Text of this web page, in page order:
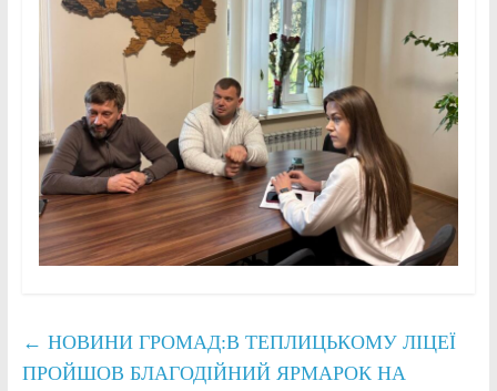
← НОВИНИ ГРОМАД:В ТЕПЛИЦЬКОМУ ЛІЦЕЇ
ПРОЙШОВ БЛАГОДІЙНИЙ ЯРМАРОК НА